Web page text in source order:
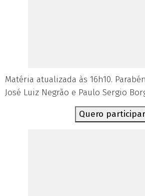
Matéria atualizada às 16h10.
José Luiz Negrão e Paulo Sergio
Quero participar